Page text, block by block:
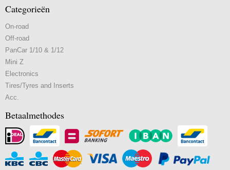
Categorieën
On-road
Off-road
PanCar 1/10 & 1/12
Mini Z
Electronics
Tires/Tyres and Inserts
Acc.
Betaalmethodes